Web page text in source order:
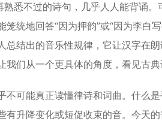
悉不过的诗句，几乎人人能背诵。
统地回答“因为押韵”或“因为李白
总结出的音乐性规律，它让汉字在
们从一个更具体的角度，看见古典
可能真正读懂律诗和词曲。什么是
有升降变化或短促收束的音。今天